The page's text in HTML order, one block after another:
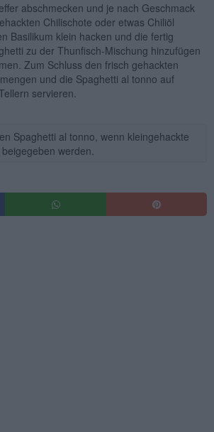
abschmecken und je nach Geschmack
Chilischote oder etwas Chiliöl
Basilikum klein hacken und die fertig
zu der Thunfisch-Mischung hinzufügen
Zum Schluss den frisch gehackten
und die Spaghetti al tonno auf
servieren.
Spaghetti al tonno, wenn kleingehackte
werden.